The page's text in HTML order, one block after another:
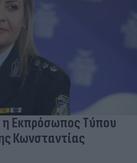
Εκπρόσωπος Τύπου
Κωνσταντίας